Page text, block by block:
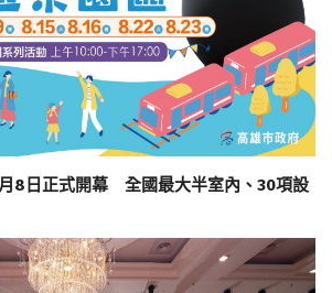
8日正式開幕 全國最大半室內、30項設